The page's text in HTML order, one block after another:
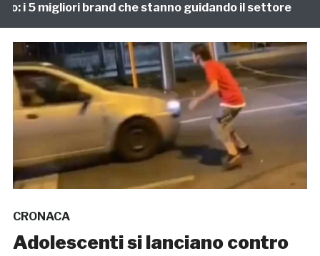
i 5 migliori brand che stanno guidando il settore
CRONACA
Adolescenti si lanciano contro